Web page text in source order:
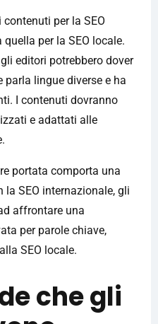
per la SEO
per la SEO locale.
editori potrebbero dover
lingue diverse e ha
I contenuti dovranno
e adattati alle
portata comporta una
la SEO internazionale, gli
affrontare una
per parole chiave,
SEO locale.
che gli